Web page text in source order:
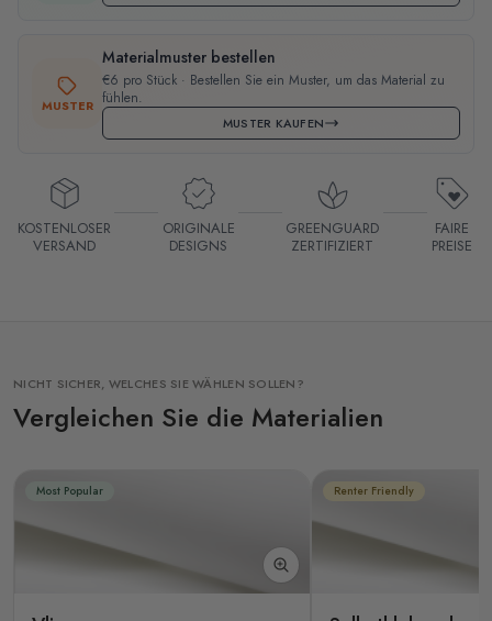
MUSTER
Materialmuster bestellen
€6 pro Stück · Bestellen Sie ein Muster, um das Material zu
fühlen.
MUSTER KAUFEN
KOSTENLOSER
VERSAND
ORIGINALE
DESIGNS
GREENGUARD
ZERTIFIZIERT
FAIRE
PREISE
NICHT SICHER, WELCHES SIE WÄHLEN SOLLEN?
Vergleichen Sie die Materialien
Most Popular Renter Friendly